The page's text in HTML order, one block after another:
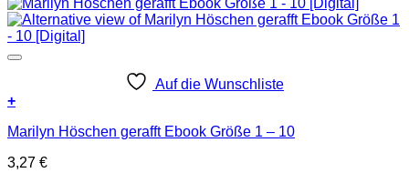
Auf die Wunschliste
+
Marilyn Höschen gerafft Ebook Größe 1 – 10
3,27 €